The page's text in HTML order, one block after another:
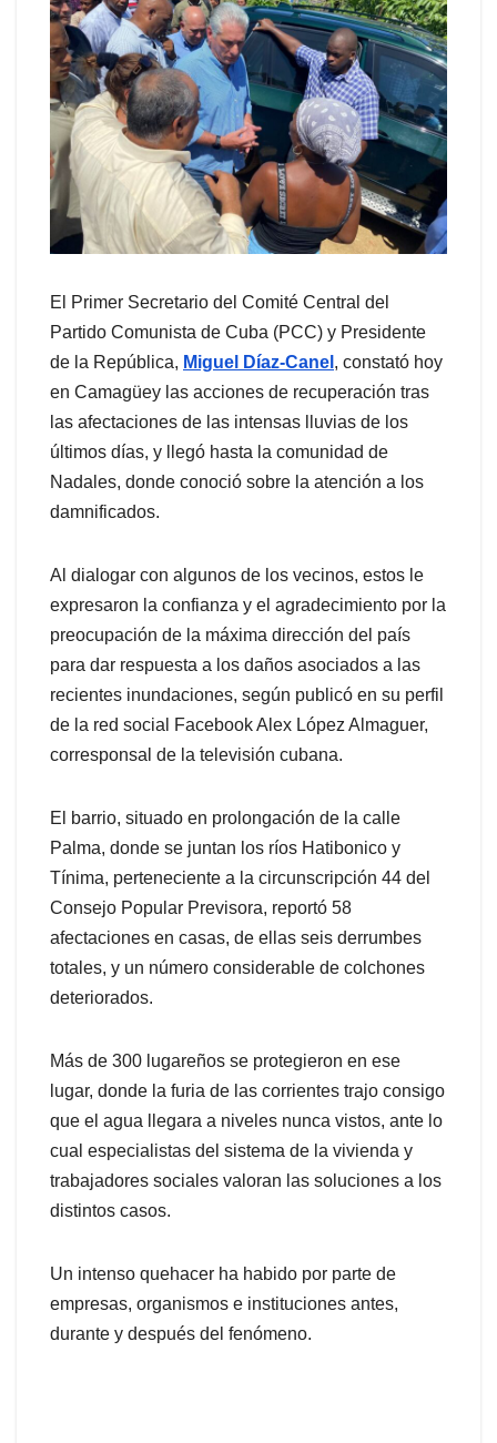
El Primer Secretario del Comité Central del
Partido Comunista de Cuba (PCC) y Presidente
de la República, Miguel Díaz-Canel , constató hoy
en Camagüey las acciones de recuperación tras
las afectaciones de las intensas lluvias de los
últimos días, y llegó hasta la comunidad de
Nadales, donde conoció sobre la atención a los
damnificados.
Al dialogar con algunos de los vecinos, estos le
expresaron la confianza y el agradecimiento por la
preocupación de la máxima dirección del país
para dar respuesta a los daños asociados a las
recientes inundaciones, según publicó en su perfil
de la red social Facebook Alex López Almaguer,
corresponsal de la televisión cubana.
El barrio, situado en prolongación de la calle
Palma, donde se juntan los ríos Hatibonico y
Tínima, perteneciente a la circunscripción 44 del
Consejo Popular Previsora, reportó 58
afectaciones en casas, de ellas seis derrumbes
totales, y un número considerable de colchones
deteriorados.
Más de 300 lugareños se protegieron en ese
lugar, donde la furia de las corrientes trajo consigo
que el agua llegara a niveles nunca vistos, ante lo
cual especialistas del sistema de la vivienda y
trabajadores sociales valoran las soluciones a los
distintos casos.
Un intenso quehacer ha habido por parte de
empresas, organismos e instituciones antes,
durante y después del fenómeno.